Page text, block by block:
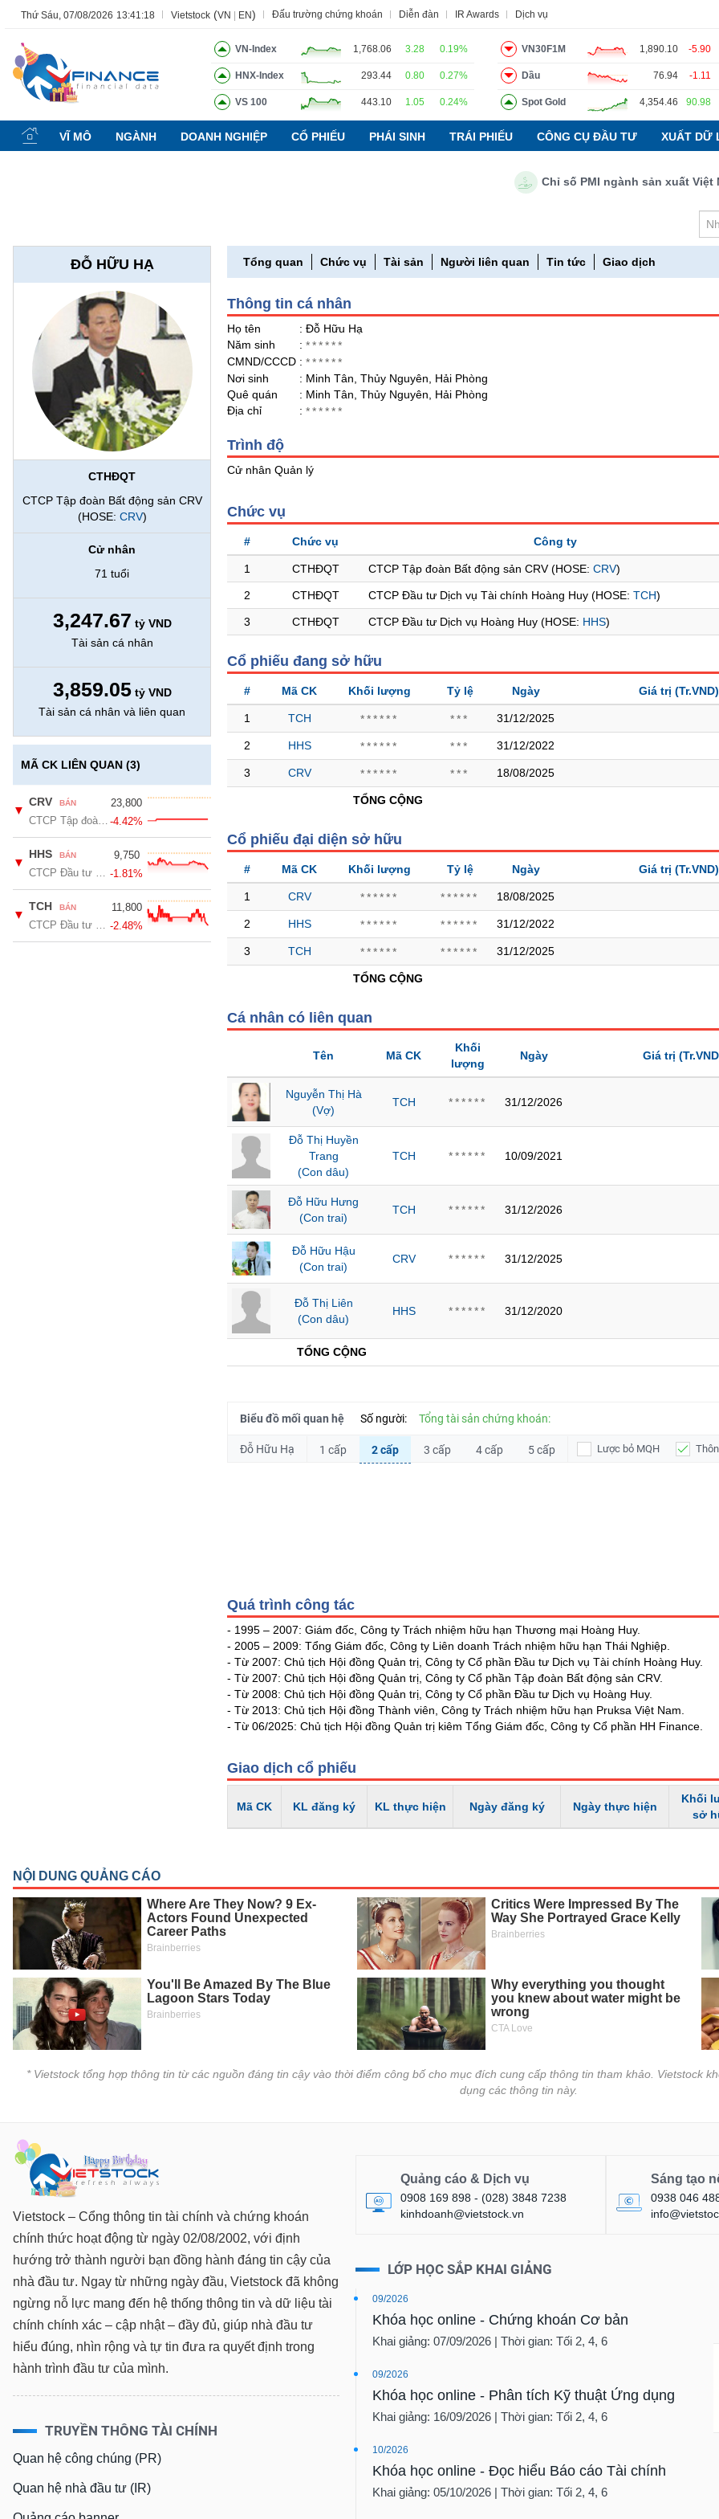
Thứ Sáu, 07/08/2026 13:41:19 Vietstock (VN EN) Đấu trường chứng khoán Diễn đàn IR Awards Dịch vụ
VN-Index 1,768.06 3.28 0.19%
HNX-Index 293.44 0.80 0.27%
VS 100 443.10 1.05 0.24%
VN30F1M 1,890.10 -5.90
Dầu 76.94 -1.11
Spot Gold 4,354.46 90.98
VĨ MÔ NGÀNH DOANH NGHIỆP CỔ PHIẾU PHÁI SINH TRÁI PHIẾU CÔNG CỤ ĐẦU TƯ XUẤT DỮ
Chỉ số PMI ngành sản xuất Việt
ĐỖ HỮU HẠ
CTHĐQT
CTCP Tập đoàn Bất động sản CRV
(HOSE: CRV)
Cử nhân
71 tuổi
3,247.67 tỷ VND
Tài sản cá nhân
3,859.05 tỷ VND
Tài sản cá nhân và liên quan
MÃ CK LIÊN QUAN (3)
▼
CRV BÁN
CTCP Tập đoàn Bất động sản CRV
23,800
-4.42%
▼
HHS BÁN
CTCP Đầu tư Dịch vụ Hoàng Huy
9,750
-1.81%
▼
TCH BÁN
CTCP Đầu tư Dịch vụ Tài chính Hoàng Huy
11,800
-2.48%
Tổng quan Chức vụ Tài sản Người liên quan Tin tức Giao dịch
Thông tin cá nhân
Họ tên
: Đỗ Hữu Hạ
Năm sinh
:******
CMND/CCCD :******
Nơi sinh
: Minh Tân, Thủy Nguyên, Hải Phòng
Quê quán
: Minh Tân, Thủy Nguyên, Hải Phòng
Địa chỉ
:******
Trình độ
Cử nhân Quản lý
Chức vụ
# Chức vụ Công ty
1 CTHĐQT CTCP Tập đoàn Bất động sản CRV (HOSE:CRV)
2 CTHĐQT CTCP Đầu tư Dịch vụ Tài chính Hoàng Huy (HOSE:TCH)
3 CTHĐQT CTCP Đầu tư Dịch vụ Hoàng Huy (HOSE: HHS)
Cổ phiếu đang sở hữu
# Mã CK Khối lượng Tỷ lệ Ngày Giá trị (Tr.VND)
1 TCH ****** *** 31/12/2025
2 HHS ****** *** 31/12/2022
3 CRV ****** *** 18/08/2025
TỔNG CỘNG
Cổ phiếu đại diện sở hữu
# Mã CK Khối lượng Tỷ lệ Ngày Giá trị (Tr.VND)
1 CRV ****** ****** 18/08/2025
2 HHS ****** ****** 31/12/2022
3 TCH ****** ****** 31/12/2025
TỔNG CỘNG
Cá nhân có liên quan
Tên Mã CK
Khối
lượng
Ngày Giá trị
Nguyễn Thị Hà
(Vợ)
TCH ****** 31/12/2026
Đỗ Thị Huyền
Trang
(Con dâu)
TCH ****** 10/09/2021
Đỗ Hữu Hưng
(Con trai)
TCH ****** 31/12/2026
Đỗ Hữu Hậu
(Con trai)
CRV ****** 31/12/2025
Đỗ Thị Liên
(Con dâu)
HHS ****** 31/12/2020
TỔNG CỘNG
Biểu đồ mối quan hệ Số người: Tổng tài sản chứng khoán:
Đỗ Hữu Hạ 1 cấp 2 cấp 3 cấp 4 cấp 5 cấp Lược bỏ MQH
Quá trình công tác
- 1995 – 2007: Giám đốc, Công ty Trách nhiệm hữu hạn Thương mại Hoàng Huy.
- 2005 – 2009: Tổng Giám đốc, Công ty Liên doanh Trách nhiệm hữu hạn Thái Nghiệp.
- Từ 2007: Chủ tịch Hội đồng Quản trị, Công ty Cổ phần Đầu tư Dịch vụ Tài chính Hoàng Huy.
- Từ 2007: Chủ tịch Hội đồng Quản trị, Công ty Cổ phần Tập đoàn Bất động sản CRV.
- Từ 2008: Chủ tịch Hội đồng Quản trị, Công ty Cổ phần Đầu tư Dịch vụ Hoàng Huy.
- Từ 2013: Chủ tịch Hội đồng Thành viên, Công ty Trách nhiệm hữu hạn Pruksa Việt Nam.
- Từ 06/2025: Chủ tịch Hội đồng Quản trị kiêm Tổng Giám đốc, Công ty Cổ phần HH Finance.
Giao dịch cổ phiếu
Mã CK KL đăng ký KL thực hiện Ngày đăng ký Ngày thực hiện
Khối
sở
* Vietstock tổng hợp thông tin từ các nguồn đáng tin cậy vào thời điểm công bố cho mục đích cung cấp thông tin tham khảo. Vietstock
dụng các thông tin này.
Vietstock – Cổng thông tin tài chính và chứng khoán
chính thức hoạt động từ ngày 02/08/2002, với định
hướng trở thành người bạn đồng hành đáng tin cậy của
nhà đầu tư. Ngay từ những ngày đầu, Vietstock đã không
ngừng nỗ lực mang đến hệ thống thông tin và dữ liệu tài
chính chính xác – cập nhật – đầy đủ, giúp nhà đầu tư
hiểu đúng, nhìn rộng và tự tin đưa ra quyết định trong
hành trình đầu tư của mình.
TRUYỀN THÔNG TÀI CHÍNH
Quan hệ công chúng (PR)
Quan hệ nhà đầu tư (IR)
Quảng cáo & Dịch vụ
0908 169 898 - (028) 3848 7238
kinhdoanh@vietstock.vn
Sáng tạo
0938 046
LỚP HỌC SẮP KHAI GIẢNG
09/2026
Khóa học online - Chứng khoán Cơ bản
Khai giảng: 07/09/2026 | Thời gian: Tối 2, 4, 6
09/2026
Khóa học online - Phân tích Kỹ thuật Ứng dụng
Khai giảng: 16/09/2026 | Thời gian: Tối 2, 4, 6
10/2026
Khóa học online - Đọc hiểu Báo cáo Tài chính
Khai giảng: 05/10/2026 | Thời gian: Tối 2, 4, 6
Tất cả Tính năng Ngành Mã chứng khoán Lãnh đạo Báo cáo phân tích Thuật ngữ
Tính
năng
(-)
CHỨNG
DOANH
NGHIỆP
BẤT
ĐỘNG
CHÍNH
THẾ
DƯƠNG
TÀI
CHÍNH
NHÂN
NĂNG
LƯỢNG
NGUYÊN
VẬT
NGHIỆP
TIÊU
KHÔNG
THIẾT
YẾU
DÙNG
YẾU
CHĂM